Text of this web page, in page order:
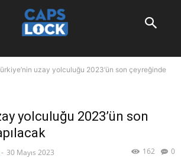
uzay yolculuğu 2023’ün son çeyreğinde
yolculuğu 2023’ün son
- 30 Mayıs 2023 0
162